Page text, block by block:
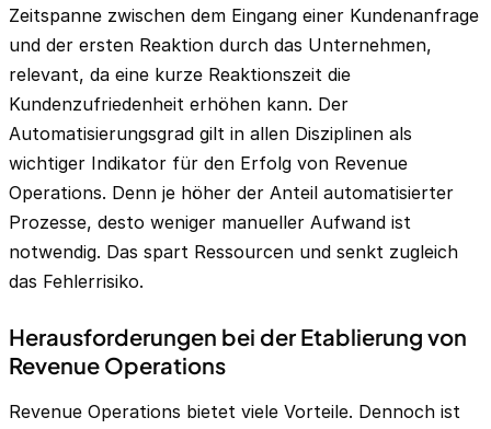
Zeitspanne zwischen dem Eingang einer Kundenanfrage
und der ersten Reaktion durch das Unternehmen,
relevant, da eine kurze Reaktionszeit die
Kundenzufriedenheit erhöhen kann. Der
Automatisierungsgrad gilt in allen Disziplinen als
wichtiger Indikator für den Erfolg von Revenue
Operations. Denn je höher der Anteil automatisierter
Prozesse, desto weniger manueller Aufwand ist
notwendig. Das spart Ressourcen und senkt zugleich
das Fehlerrisiko.
Herausforderungen bei der Etablierung von
Revenue Operations
Revenue Operations bietet viele Vorteile. Dennoch ist